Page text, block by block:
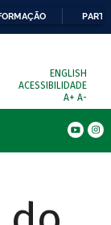
ENGLISH
ACESSIBILIDADE
A+ A-